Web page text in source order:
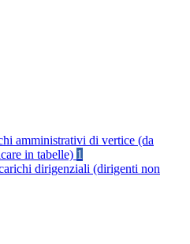
amministrativi di vertice (da
in tabelle) 1
dirigenziali (dirigenti non